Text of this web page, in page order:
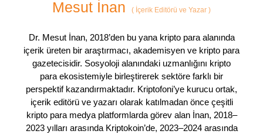
Mesut İnan ( İçerik Editörü ve Yazar )
Dr. Mesut İnan, 2018’den bu yana kripto para alanında
içerik üreten bir araştırmacı, akademisyen ve kripto para
gazetecisidir. Sosyoloji alanındaki uzmanlığını kripto
para ekosistemiyle birleştirerek sektöre farklı bir
perspektif kazandırmaktadır. Kriptofoni’ye kurucu ortak,
içerik editörü ve yazarı olarak katılmadan önce çeşitli
kripto para medya platformlarda görev alan İnan, 2018–
2023 yılları arasında Kriptokoin’de, 2023–2024 arasında